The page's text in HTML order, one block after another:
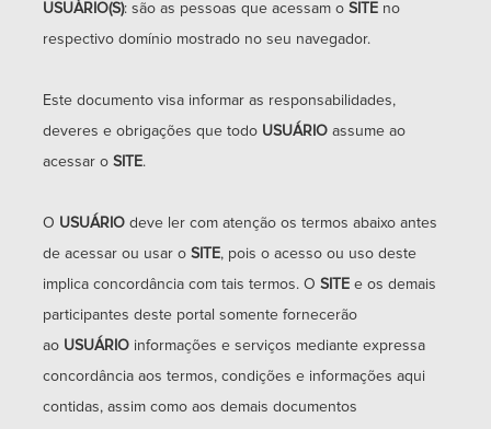
Meus
favoritos
Termos
de
uso
(54)
3771.0684
Vendas
USUÁRIO(S): são as pessoas que acessam o SITE no
respectivo domínio mostrado no seu navegador.
Este documento visa informar as responsabilidades,
deveres e obrigações que todo USUÁRIO assume ao
acessar o SITE.
O USUÁRIO deve ler com atenção os termos abaixo antes
de acessar ou usar o SITE, pois o acesso ou uso deste
implica concordância com tais termos. O SITE e os demais
participantes deste portal somente fornecerão
ao USUÁRIO informações e serviços mediante expressa
concordância aos termos, condições e informações aqui
contidas, assim como aos demais documentos